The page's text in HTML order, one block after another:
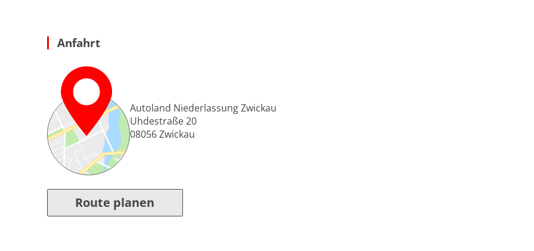
Anfahrt
Autoland Niederlassung Zwickau
Uhdestraße 20
08056Zwickau
Route planen